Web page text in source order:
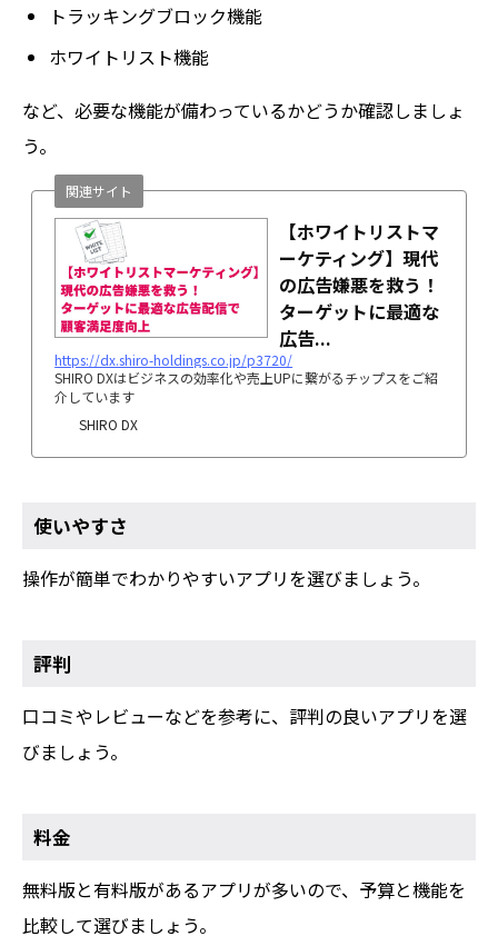
トラッキングブロック機能
ホワイトリスト機能
など、必要な機能が備わっているかどうか確認しましょ
う。
【ホワイトリストマ
ーケティング】現代
の広告嫌悪を救う！
ターゲットに最適な
広告...
https://dx.shiro-holdings.co.jp/p3720/
SHIRO DXはビジネスの効率化や売上UPに繋がるチップスをご紹
介しています
SHIRO DX
関連サイト
使いやすさ
操作が簡単でわかりやすいアプリを選びましょう。
評判
口コミやレビューなどを参考に、評判の良いアプリを選
びましょう。
料金
無料版と有料版があるアプリが多いので、予算と機能を
比較して選びましょう。